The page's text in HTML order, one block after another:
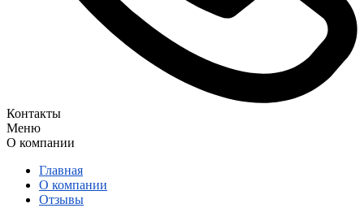
Контакты
Меню
О компании
Главная
О компании
Отзывы